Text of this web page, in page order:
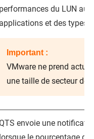
performances du LUN
applications et des types
Important :
VMware ne prend
une taille de secteur de
envoie une